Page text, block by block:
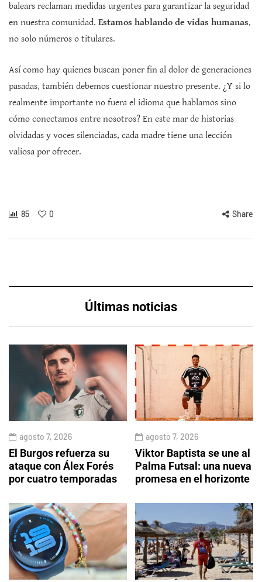
balears reclaman medidas urgentes para garantizar la seguridad
en nuestra comunidad. Estamos hablando de vidas humanas,
no solo números o titulares.
Así como hay quienes buscan poner fin al dolor de generaciones
pasadas, también debemos cuestionar nuestro presente. ¿Y si lo
realmente importante no fuera el idioma que hablamos sino
cómo conectamos entre nosotros? En este mar de historias
olvidadas y voces silenciadas, cada madre tiene una lección
valiosa por ofrecer.
85 0 Share
Últimas noticias
agosto 7, 2026
El Burgos refuerza su
ataque con Álex Forés
por cuatro temporadas
agosto 7, 2026
Viktor Baptista se une al
Palma Futsal: una nueva
promesa en el horizonte